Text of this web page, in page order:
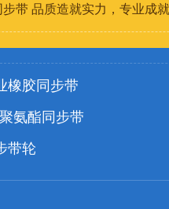
步带 品质造就实力，专业成
橡胶同步带
氨酯同步带
带轮